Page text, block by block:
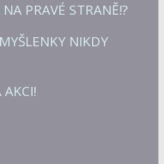
PRAVÉ STRANĚ!?
NIKDY
AKCI!